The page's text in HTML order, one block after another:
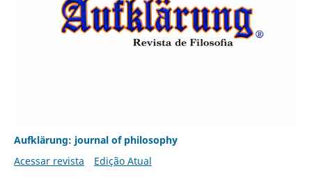
Aufklärung: journal of philosophy
Acessar revista
Edição Atual